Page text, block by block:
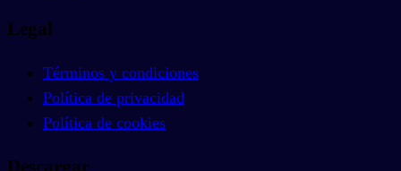
Legal
Términos y condiciones
Política de privacidad
Política de cookies
Descargar